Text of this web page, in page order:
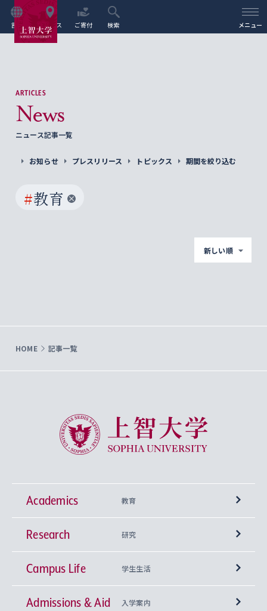
言語 アクセス ご寄付 検索 メニュー
ARTICLES
News
ニュース記事一覧
お知らせ プレスリリース トピックス 期間を絞り込む
#教育
新しい順
HOME 記事一覧
上智大学 Sophia University
Academics 教育
学部
神学部
文学部
興味から学科を探す
上智大学の全学共通教育
Research 研究
研究所 等
キリスト教文化研究所
Sophia Open Research Weeks (SORW)
Campus Life 学生生活
学期区分と授業時間割
Admissions & Aid 入学案内